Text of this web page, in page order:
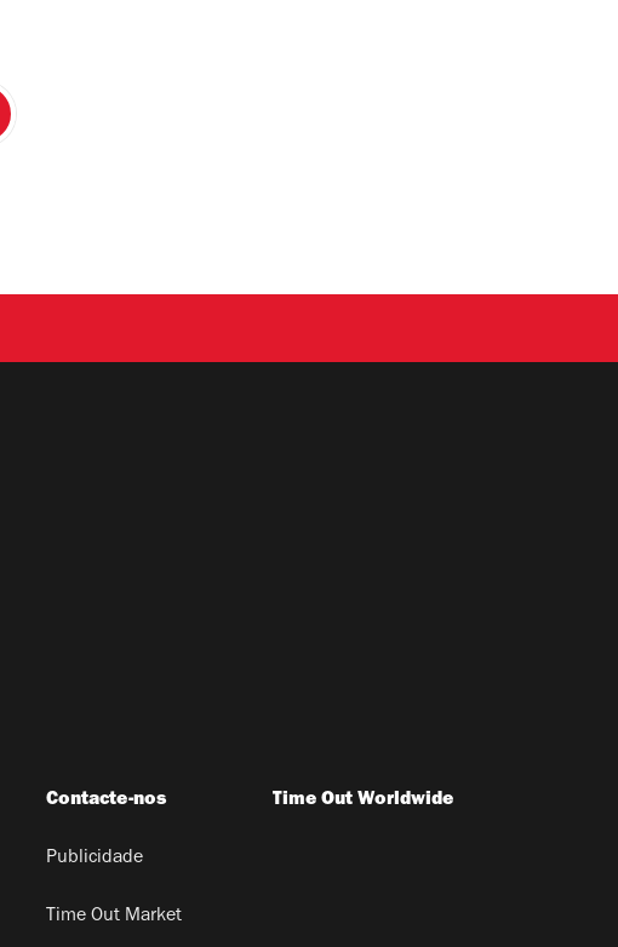
Contacte-nos
Publicidade
Time Out Market
Time Out Worldwide